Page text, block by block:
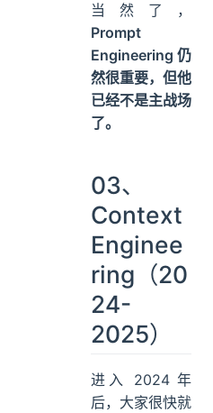
当然了，
Prompt
Engineering 仍
然很重要，但他
已经不是主战场
了。
03、
Context
Enginee
ring（20
24-
2025）
进入 2024 年
后，大家很快就